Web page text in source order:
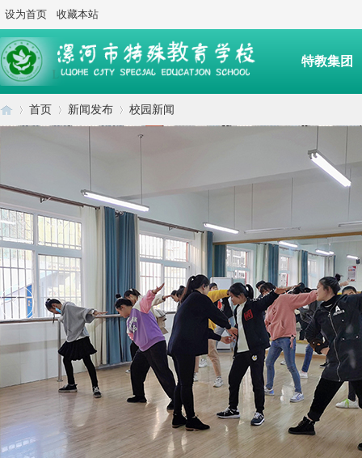
设为首页 收藏本站
特教集团
后勤服务
首页 新闻发布 校园新闻